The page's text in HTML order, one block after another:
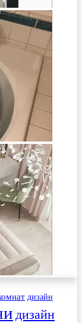
дизайн
дизайн